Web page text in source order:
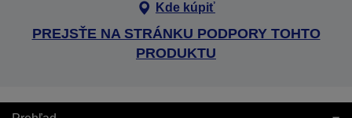
Kde kúpiť
PREJSŤE NA STRÁNKU PODPORY TOHTO
PRODUKTU